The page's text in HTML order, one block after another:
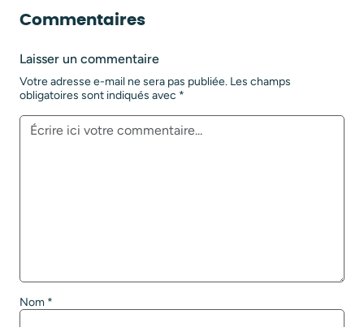
Commentaires
Laisser un commentaire
Votre adresse e-mail ne sera pas publiée. Les champs
obligatoires sont indiqués avec *
Nom *